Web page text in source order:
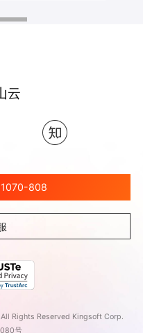
类型数据通过采集端
型代码和业务数据通
均衡发送至各推理节
云
808
Rights Reserved Kingsoft Corp.
号